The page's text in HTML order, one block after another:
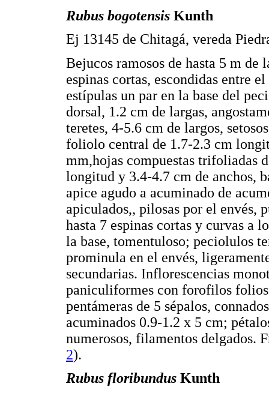
Rubus bogotensis Kunth
Ej 13145 de Chitagá, vereda
Bejucos ramosos de hasta 5 m de
espinas cortas, escondidas entre
estípulas un par en la base del
dorsal, 1.2 cm de largas,
teretes, 4-5.6 cm de largos,
foliolo central de 1.7-2.3 cm
mm,hojas compuestas trifoliadas
longitud y 3.4-4.7 cm de anchos,
apice agudo a acuminado de
apiculados,, pilosas por el envés,
hasta 7 espinas cortas y curvas a
la base, tomentuloso; peciolulos
prominula en el envés,
secundarias. Inflorescencias
paniculiformes con forofilos
pentámeras de 5 sépalos,
acuminados 0.9-1.2 x 5 cm;
numerosos, filamentos delgados.
2).
Rubus floribundus Kunth